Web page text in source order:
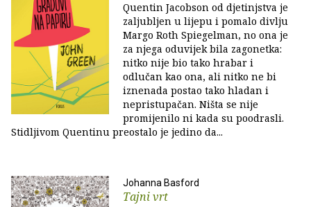
Quentin Jacobson od djetinjstva je
zaljubljen u lijepu i pomalo divlju
Margo Roth Spiegelman, no ona je
za njega oduvijek bila zagonetka:
nitko nije bio tako hrabar i
odlučan kao ona, ali nitko ne bi
iznenada postao tako hladan i
nepristupačan. Ništa se nije
promijenilo ni kada su poodrasli.
Stidljivom Quentinu preostalo je jedino da...
Johanna Basford
Tajni vrt